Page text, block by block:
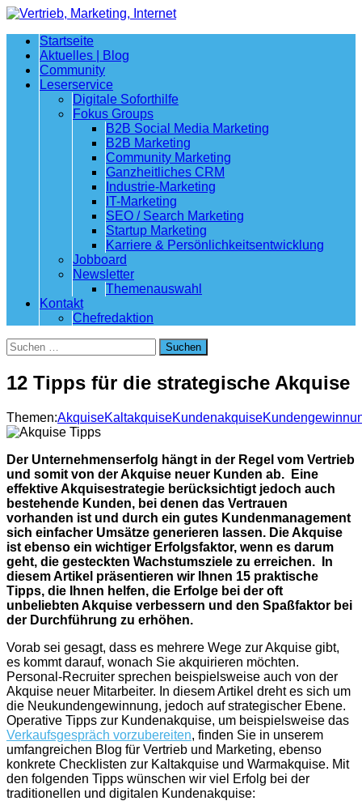
Startseite
Aktuelles | Blog
Community
Leserservice
Digitale Soforthilfe
Fokus Groups
B2B Social Media Marketing
B2B Marketing
Community Marketing
Ganzheitliches CRM
Industrie-Marketing
IT-Marketing
SEO / Search Marketing
Startup Marketing
Karriere & Persönlichkeitsentwicklung
Jobboard
Newsletter
Themenauswahl
Kontakt
Chefredaktion
Suchen
nach:
12 Tipps für die strategische Akquise
Themen:AkquiseKaltakquiseKundenakquise
Der Unternehmenserfolg hängt in der Regel vom Vertrieb
und somit von der Akquise neuer Kunden ab. Eine
effektive Akquisestrategie berücksichtigt jedoch auch
bestehende Kunden, bei denen das Vertrauen
vorhanden ist und durch ein gutes Kundenmanagement
sich einfacher Umsätze generieren lassen. Die Akquise
ist ebenso ein wichtiger Erfolgsfaktor, wenn es darum
geht, die gesteckten Wachstumsziele zu erreichen. In
diesem Artikel präsentieren wir Ihnen 15 praktische
Tipps, die Ihnen helfen, die Erfolge bei der oft
unbeliebten Akquise verbessern und den Spaßfaktor bei
der Durchführung zu erhöhen.
Vorab sei gesagt, dass es mehrere Wege zur Akquise gibt,
es kommt darauf, wonach Sie akquirieren möchten.
Personal-Recruiter sprechen beispielsweise auch von der
Akquise neuer Mitarbeiter. In diesem Artikel dreht es sich um
die Neukundengewinnung, jedoch auf strategischer Ebene.
Operative Tipps zur Kundenakquise, um beispielsweise das
Verkaufsgespräch vorzubereiten, finden Sie in unserem
umfangreichen Blog für Vertrieb und Marketing, ebenso
konkrete Checklisten zur Kaltakquise und Warmakquise. Mit
den folgenden Tipps wünschen wir viel Erfolg bei der
traditionellen und digitalen Kundenakquise: